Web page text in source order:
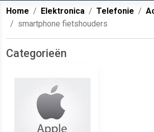
Home Elektronica Telefonie
smartphone fietshouders
Categorieën